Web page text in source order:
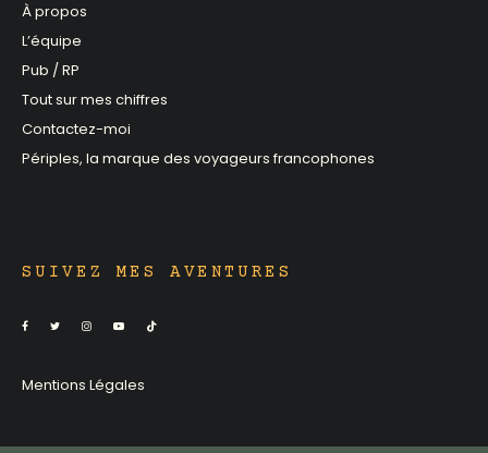
À propos
L’équipe
Pub / RP
Tout sur mes chiffres
Contactez-moi
Périples, la marque des voyageurs francophones
SUIVEZ MES AVENTURES
Mentions Légales